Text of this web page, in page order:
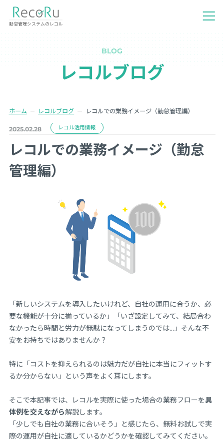
勤怠管理システムのレコル
BLOG
レコルブログ
ホーム レコルブログ レコルでの業務イメージ（勤怠管理編）
2025.02.28 レコル活用情報
レコルでの業務イメージ（勤怠
管理編）
「新しいシステムを導入したいけれど、自社の運用に合うか、必
要な機能が十分に揃っているか」「いざ設定してみて、結局合わ
なかったら時間と労力が無駄になってしまうのでは…」そんな不
安をお持ちではありませんか？
特に「コストを抑えられるのは魅力だが自社に本当にフィットす
るか分からない」という声をよく耳にします。
そこで本記事では、レコルを実際に使った場合の業務フローを具
体例を交えながら解説します。
「少しでも自社の業務に合いそう」と感じたら、無料お試しで実
際の運用が自社に適しているかどうかを確認してみてください。